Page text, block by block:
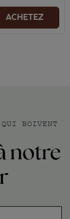
ACHETEZ
BOIVENT
notre